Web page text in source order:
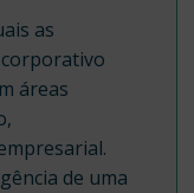
as
áreas
de uma